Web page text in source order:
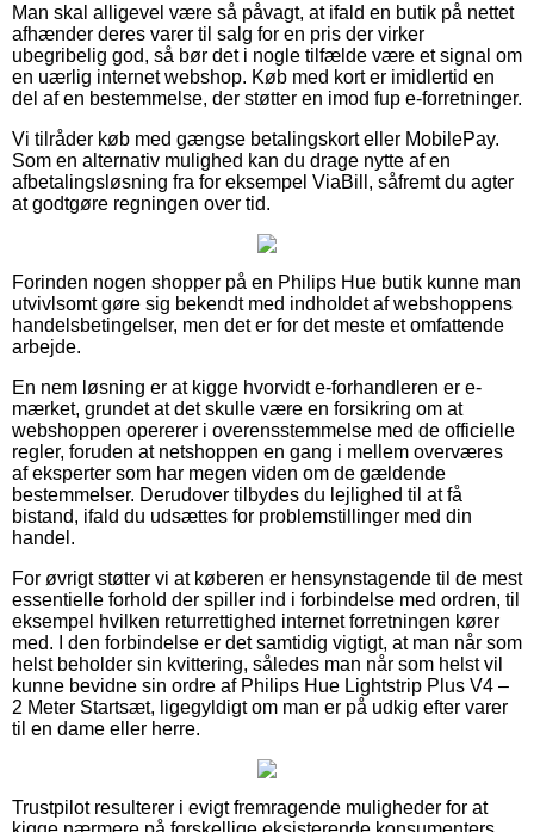
Man skal alligevel være så påvagt, at ifald en butik på nettet
afhænder deres varer til salg for en pris der virker
ubegribelig god, så bør det i nogle tilfælde være et signal om
en uærlig internet webshop. Køb med kort er imidlertid en
del af en bestemmelse, der støtter en imod fup e-forretninger.
Vi tilråder køb med gængse betalingskort eller MobilePay.
Som en alternativ mulighed kan du drage nytte af en
afbetalingsløsning fra for eksempel ViaBill, såfremt du agter
at godtgøre regningen over tid.
Forinden nogen shopper på en Philips Hue butik kunne man
utvivlsomt gøre sig bekendt med indholdet af webshoppens
handelsbetingelser, men det er for det meste et omfattende
arbejde.
En nem løsning er at kigge hvorvidt e-forhandleren er e-
mærket, grundet at det skulle være en forsikring om at
webshoppen opererer i overensstemmelse med de officielle
regler, foruden at netshoppen en gang i mellem overværes
af eksperter som har megen viden om de gældende
bestemmelser. Derudover tilbydes du lejlighed til at få
bistand, ifald du udsættes for problemstillinger med din
handel.
For øvrigt støtter vi at køberen er hensynstagende til de mest
essentielle forhold der spiller ind i forbindelse med ordren, til
eksempel hvilken returrettighed internet forretningen kører
med. I den forbindelse er det samtidig vigtigt, at man når som
helst beholder sin kvittering, således man når som helst vil
kunne bevidne sin ordre af Philips Hue Lightstrip Plus V4 –
2 Meter Startsæt, ligegyldigt om man er på udkig efter varer
til en dame eller herre.
Trustpilot resulterer i evigt fremragende muligheder for at